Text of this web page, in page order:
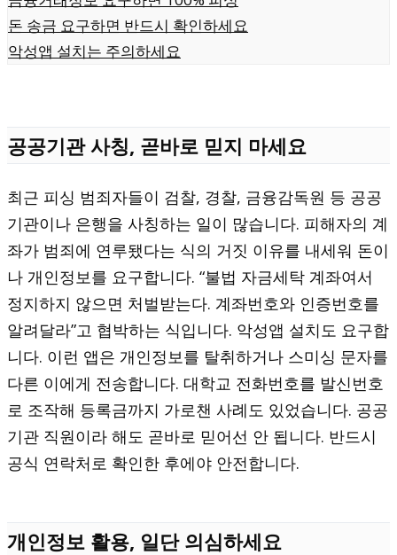
돈 송금 요구하면 반드시 확인하세요
악성앱 설치는 주의하세요
공공기관 사칭, 곧바로 믿지 마세요
최근 피싱 범죄자들이 검찰, 경찰, 금융감독원 등 공공
기관이나 은행을 사칭하는 일이 많습니다. 피해자의 계
좌가 범죄에 연루됐다는 식의 거짓 이유를 내세워 돈이
나 개인정보를 요구합니다. “불법 자금세탁 계좌여서
정지하지 않으면 처벌받는다. 계좌번호와 인증번호를
알려달라”고 협박하는 식입니다. 악성앱 설치도 요구합
니다. 이런 앱은 개인정보를 탈취하거나 스미싱 문자를
다른 이에게 전송합니다. 대학교 전화번호를 발신번호
로 조작해 등록금까지 가로챈 사례도 있었습니다. 공공
기관 직원이라 해도 곧바로 믿어선 안 됩니다. 반드시
공식 연락처로 확인한 후에야 안전합니다.
개인정보 활용, 일단 의심하세요